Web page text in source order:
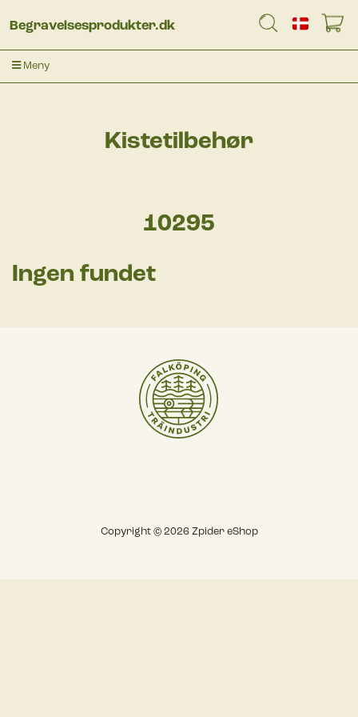
Begravelsesprodukter.dk
Meny
Kistetilbehør
10295
Ingen fundet
Copyright © 2026 Zpider eShop